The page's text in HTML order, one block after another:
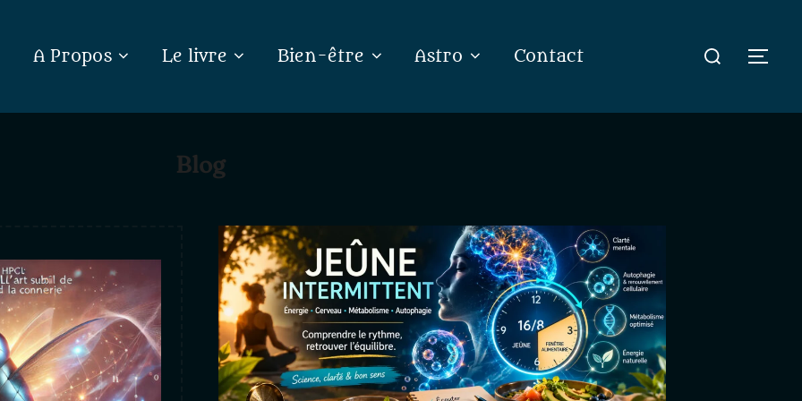
A Propos Le livre Bien-être Astro Contact
Rechercher :
Blog